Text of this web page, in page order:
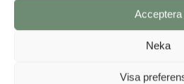
Acceptera
Neka
Visa